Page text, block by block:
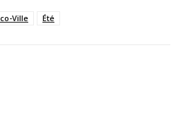
Ville Été